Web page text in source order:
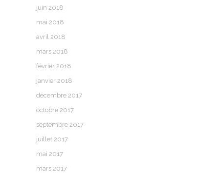
juin 2018
mai 2018
avril 2018
mars 2018
février 2018
janvier 2018
décembre 2017
octobre 2017
septembre 2017
juillet 2017
mai 2017
mars 2017